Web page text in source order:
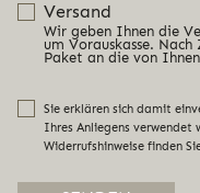
Versand
Wir geben Ihnen die
um Vorauskasse.
Paket an die von
Sie erklären sich damit
Ihres Anliegens verwendet
Widerrufshinweise finden